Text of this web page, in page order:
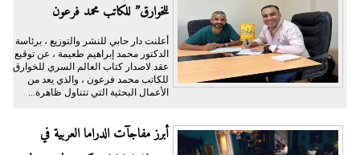
للخوارق” للكاتب محمد فرعون
أعلنت دار حابي للنشر والتوزيع ، برئاسة
الدكتور محمد إبراهيم طعيمة ، عن توقيع
عقد لاصدار كتاب العالم السري للخوارق
للكاتب محمد فرعون ، والذي يعد من
الأعمال البحثية التي تتناول ظاهرة...
أبرز مفاجآت الدراما العربية في